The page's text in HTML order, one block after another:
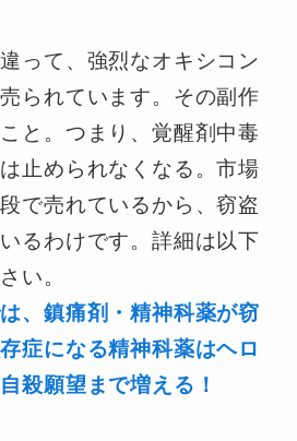
って、強烈なオキシコン
られています。その副作
と。つまり、覚醒剤中毒
止められなくなる。市場
で売れているから、窃盗
るわけです。詳細は以下
い。
、鎮痛剤・精神科薬が窃
症になる精神科薬はヘロ
殺願望まで増える！